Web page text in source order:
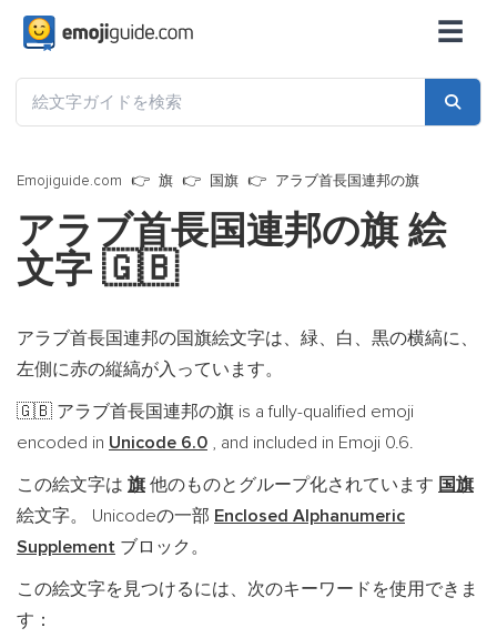
☰
Emojiguide.com 旗 国旗 アラブ首長国連邦の旗
アラブ首長国連邦の旗 絵
文字 🇬🇧
アラブ首長国連邦の国旗絵文字は、緑、白、黒の横縞に、
左側に赤の縦縞が入っています。
🇬🇧 アラブ首長国連邦の旗 is a fully-qualified emoji
encoded in Unicode 6.0 , and included in Emoji 0.6.
この絵文字は 旗 他のものとグループ化されています 国旗
絵文字。 Unicodeの一部 Enclosed Alphanumeric
Supplement ブロック。
この絵文字を見つけるには、次のキーワードを使用できま
す：